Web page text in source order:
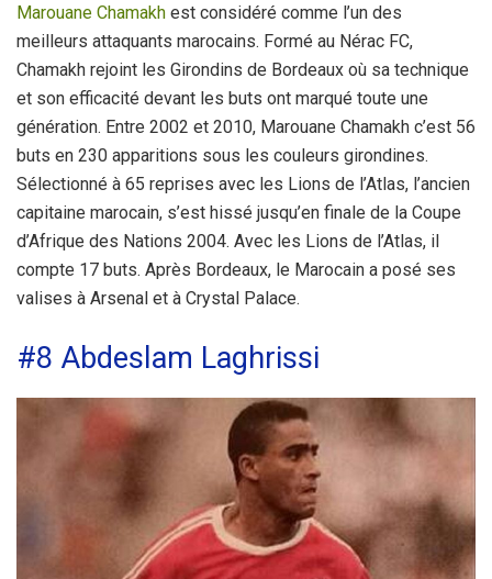
Marouane Chamakh est considéré comme l’un des
meilleurs attaquants marocains. Formé au Nérac FC,
Chamakh rejoint les Girondins de Bordeaux où sa technique
et son efficacité devant les buts ont marqué toute une
génération. Entre 2002 et 2010, Marouane Chamakh c’est 56
buts en 230 apparitions sous les couleurs girondines.
Sélectionné à 65 reprises avec les Lions de l’Atlas, l’ancien
capitaine marocain, s’est hissé jusqu’en finale de la Coupe
d’Afrique des Nations 2004. Avec les Lions de l’Atlas, il
compte 17 buts. Après Bordeaux, le Marocain a posé ses
valises à Arsenal et à Crystal Palace.
#8 Abdeslam Laghrissi